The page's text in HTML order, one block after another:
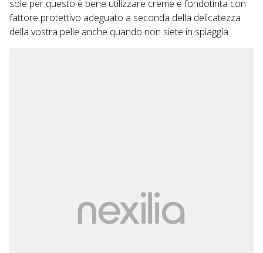
sole per questo è bene utilizzare creme e fondotinta con
fattore protettivo adeguato a seconda della delicatezza
della vostra pelle anche quando non siete in spiaggia.